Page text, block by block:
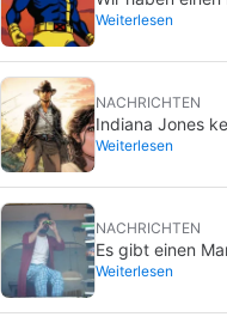
einfach perfekt
Weiterlesen
NACHRICHTEN
Indiana Jones
mit diesem
Weiterlesen
NACHRICHTEN
Es gibt einen
Angeles lebt,
Weiterlesen